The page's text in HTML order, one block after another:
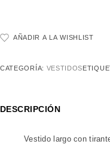
AÑADIR A LA WISHLIST
CATEGORÍA: VESTIDOS
DESCRIPCIÓN
Vestido largo con